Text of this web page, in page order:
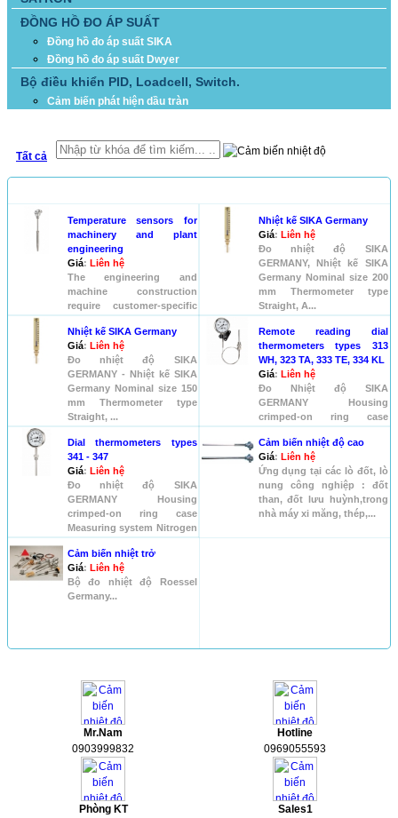
ĐỒNG HỒ ĐO ÁP SUẤT
Đồng hồ đo áp suất SIKA
Đồng hồ đo áp suất Dwyer
Bộ điều khiển PID, Loadcell, Switch.
Cảm biến phát hiện dầu tràn
Tất cả
Temperature sensors for
machinery and plant
engineering
Giá: Liên hệ
The engineering and
machine construction
require customer-specific
temperature sensors for
their spe...
Nhiệt kế SIKA Germany
Giá: Liên hệ
Đo nhiệt độ SIKA
GERMANY, Nhiệt kế SIKA
Germany Nominal size 200
mm Thermometer type
Straight, A...
Nhiệt kế SIKA Germany
Giá: Liên hệ
Đo nhiệt độ SIKA
GERMANY - Nhiệt kế SIKA
Germany Nominal size 150
mm Thermometer type
Straight, ...
Remote reading dial
thermometers types 313
WH, 323 TA, 333 TE, 334 KL
Giá: Liên hệ
Đo Nhiệt độ SIKA
GERMANY Housing
crimped-on ring case
Measuring system Nitrogen
filled Accuracy...
Dial thermometers types
341 - 347
Giá: Liên hệ
Đo nhiệt độ SIKA
GERMANY Housing
crimped-on ring case
Measuring system Nitrogen
filled Accuracy...
Cảm biến nhiệt độ cao
Giá: Liên hệ
Ứng dụng tại các lò đốt, lò
nung công nghiệp : đốt
than, đốt lưu huỳnh,trong
nhà máy xi măng, thép,...
Cảm biến nhiệt trở
Giá: Liên hệ
Bộ đo nhiệt độ Roessel
Germany...
Mr.Nam
0903999832
Hotline
0969055593
Phòng KT
Sales1